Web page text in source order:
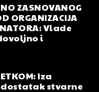
ZASNOVANOG
ORGANIZACIJA
Vlade
i
Iza
stvarne